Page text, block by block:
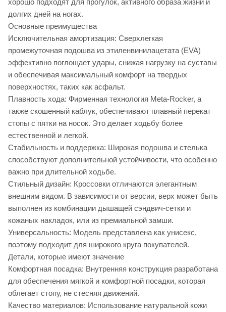
хорошо подходят для прогулок, активного образа жизни и
долгих дней на ногах.
Основные преимущества
Исключительная амортизация: Сверхлегкая
промежуточная подошва из этиленвинилацетата (EVA)
эффективно поглощает удары, снижая нагрузку на суставы
и обеспечивая максимальный комфорт на твердых
поверхностях, таких как асфальт.
Плавность хода: Фирменная технология Meta-Rocker, а
также скошенный каблук, обеспечивают плавный перекат
стопы с пятки на носок. Это делает ходьбу более
естественной и легкой.
Стабильность и поддержка: Широкая подошва и стелька
способствуют дополнительной устойчивости, что особенно
важно при длительной ходьбе.
Стильный дизайн: Кроссовки отличаются элегантным
внешним видом. В зависимости от версии, верх может быть
выполнен из комбинации дышащей сэндвич-сетки и
кожаных накладок, или из премиальной замши.
Универсальность: Модель представлена как унисекс,
поэтому подходит для широкого круга покупателей.
Детали, которые имеют значение
Комфортная посадка: Внутренняя конструкция разработана
для обеспечения мягкой и комфортной посадки, которая
облегает стопу, не стесняя движений.
Качество материалов: Использование натуральной кожи